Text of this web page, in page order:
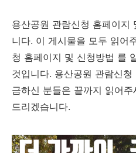
용산공원 관람신청 홈페이지
니다. 이 게시물을 모두 읽어
청 홈페이지 및 신청방법 를
것입니다. 용산공원 관람신
금하신 분들은 끝까지 읽어
드리겠습니다.